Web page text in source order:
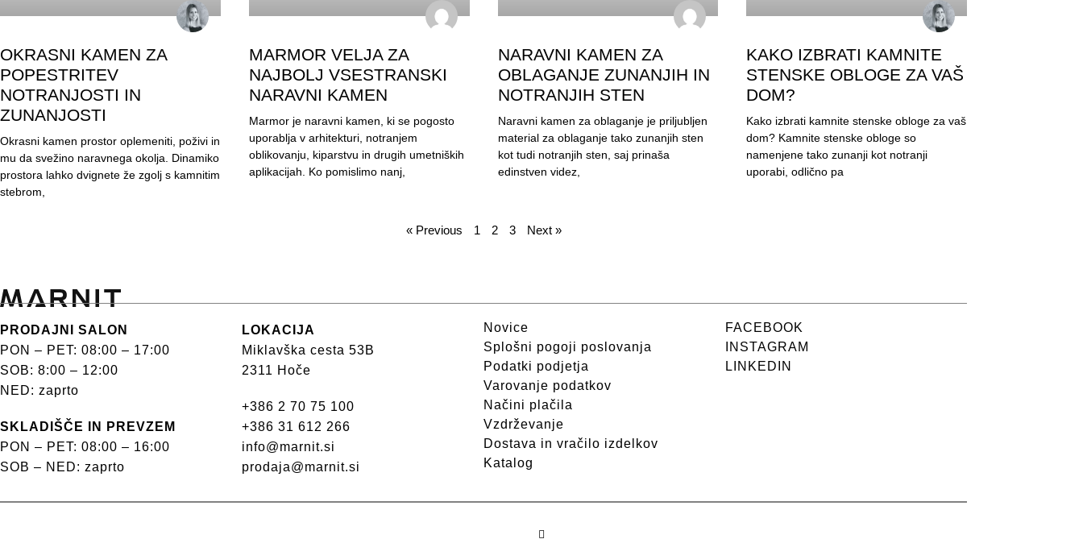
OKRASNI KAMEN ZA
POPESTRITEV
NOTRANJOSTI IN
ZUNANJOSTI
Okrasni kamen prostor oplemeniti, poživi in
mu da svežino naravnega okolja. Dinamiko
prostora lahko dvignete že zgolj s kamnitim
stebrom,
MARMOR VELJA ZA
NAJBOLJ VSESTRANSKI
NARAVNI KAMEN
Marmor je naravni kamen, ki se pogosto
uporablja v arhitekturi, notranjem
oblikovanju, kiparstvu in drugih umetniških
aplikacijah. Ko pomislimo nanj,
NARAVNI KAMEN ZA
OBLAGANJE ZUNANJIH IN
NOTRANJIH STEN
Naravni kamen za oblaganje je priljubljen
material za oblaganje tako zunanjih sten
kot tudi notranjih sten, saj prinaša
edinstven videz,
KAKO IZBRATI KAMNITE
STENSKE OBLOGE ZA VAŠ
DOM?
Kako izbrati kamnite stenske obloge za vaš
dom? Kamnite stenske obloge so
namenjene tako zunanji kot notranji
uporabi, odlično pa
« Previous 1 2 3 Next »
PRODAJNI SALON
PON – PET: 08:00 – 17:00
SOB: 8:00 – 12:00
NED: zaprto
SKLADIŠČE IN PREVZEM
PON – PET: 08:00 – 16:00
SOB – NED: zaprto
LOKACIJA
Miklavška cesta 53B
2311 Hoče
+386 2 70 75 100
+386 31 612 266
info@marnit.si
prodaja@marnit.si
Novice
Splošni pogoji poslovanja
Podatki podjetja
Varovanje podatkov
Načini plačila
Vzdrževanje
Dostava in vračilo izdelkov
Katalog
FACEBOOK
INSTAGRAM
LINKEDIN